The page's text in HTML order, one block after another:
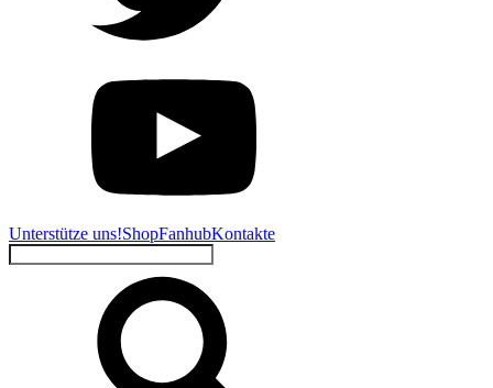
Unterstütze uns!ShopFanhubKontakte
Suchen